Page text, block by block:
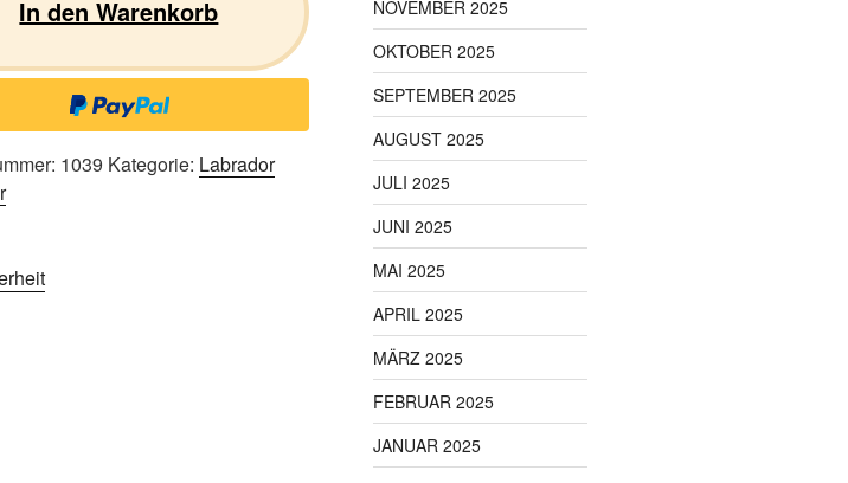
In den Warenkorb
1039 Kategorie: Labrador
NOVEMBER 2025
OKTOBER 2025
SEPTEMBER 2025
AUGUST 2025
JULI 2025
JUNI 2025
MAI 2025
APRIL 2025
MÄRZ 2025
FEBRUAR 2025
JANUAR 2025